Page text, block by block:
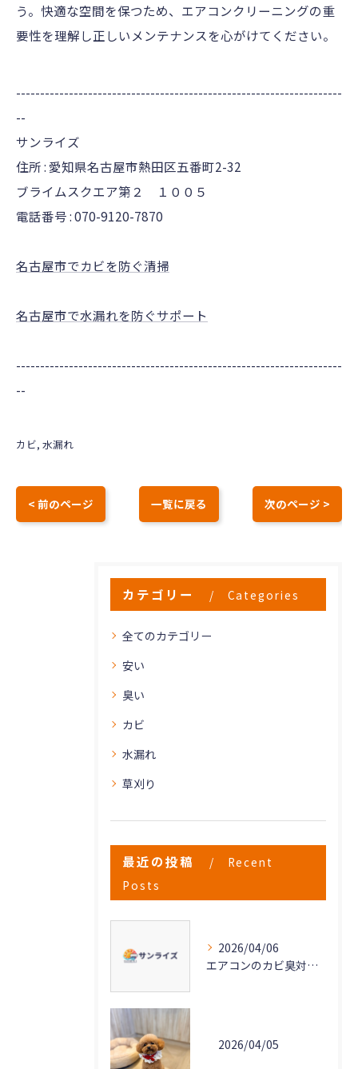
う。快適な空間を保つため、エアコンクリーニングの重
要性を理解し正しいメンテナンスを心がけてください。
--------------------------------------------------------------------
--
サンライズ
住所 : 愛知県名古屋市熱田区五番町2-32
ブライムスクエア第２ １００５
電話番号 : 070-9120-7870
名古屋市でカビを防ぐ清掃
名古屋市で水漏れを防ぐサポート
--------------------------------------------------------------------
--
カビ 水漏れ
< 前のページ 一覧に戻る 次のページ >
カテゴリー Categories
全てのカテゴリー
安い
臭い
カビ
水漏れ
草刈り
最近の投稿
Recent
Posts
2026/04/06
エアコンのカビ臭対策と清潔維持方法
2026/04/05